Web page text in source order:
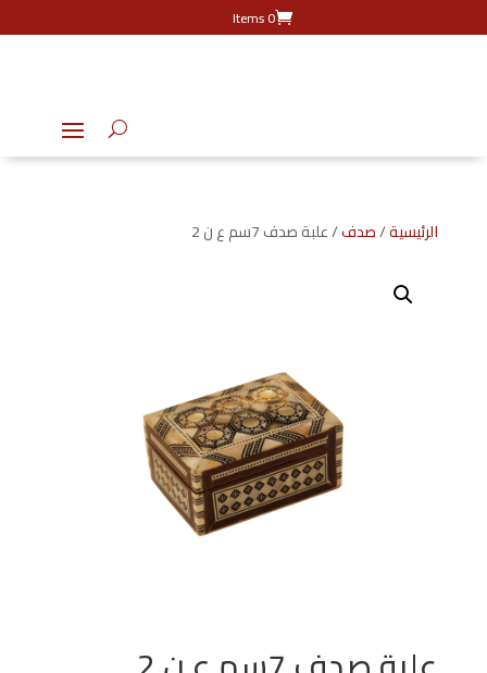
0 Items
الرئيسية/صدف/ علبة صدف 7سم ع ن 2